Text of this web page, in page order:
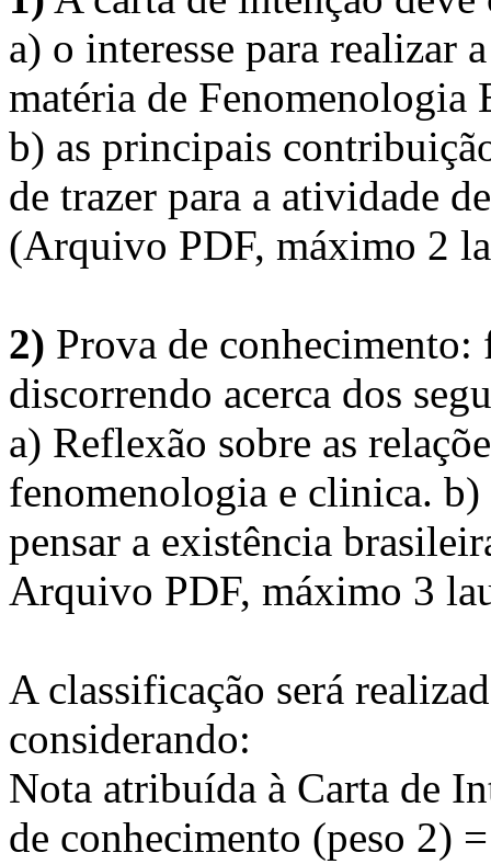
a) o interesse para realizar
matéria de Fenomenologia
b) as principais
de trazer para a atividade
(Arquivo PDF, máximo 2
2) Prova de conhecimento:
discorrendo acerca dos
a) Reflexão sobre as
fenomenologia e clinica.
pensar a existência
Arquivo PDF, máximo 3
A classificação será
considerando:
Nota atribuída à Carta de
de conhecimento (peso 2)